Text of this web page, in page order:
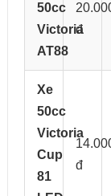
50cc
Victoria
AT88
đ
Xe
50cc
Victoria
Cup
81
đ